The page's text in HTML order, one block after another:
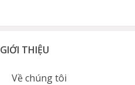
GIỚI THIỆU
Về chúng tôi